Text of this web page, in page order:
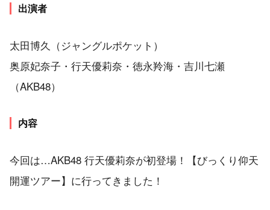
出演者
太田博久（ジャングルポケット）
奥原妃奈子・行天優莉奈・徳永羚海・吉川七瀬
（AKB48）
内容
今回は…AKB48 行天優莉奈が初登場！【びっくり仰天
開運ツアー】に行ってきました！